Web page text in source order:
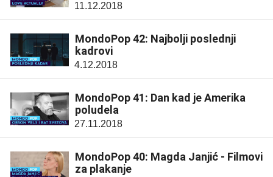
11.12.2018
MondoPop 42: Najbolji poslednji
kadrovi
4.12.2018
MondoPop 41: Dan kad je Amerika
poludela
27.11.2018
MondoPop 40: Magda Janjić - Filmovi
za plakanje